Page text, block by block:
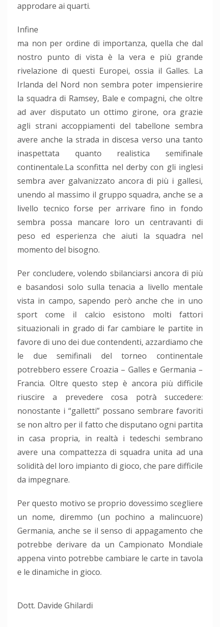
approdare ai quarti.
Infine
ma non per ordine di importanza, quella che dal
nostro punto di vista è la vera e più grande
rivelazione di questi Europei, ossia il Galles. La
Irlanda del Nord non sembra poter impensierire
la squadra di Ramsey, Bale e compagni, che oltre
ad aver disputato un ottimo girone, ora grazie
agli strani accoppiamenti del tabellone sembra
avere anche la strada in discesa verso una tanto
inaspettata quanto realistica semifinale
continentale.La sconfitta nel derby con gli inglesi
sembra aver galvanizzato ancora di più i gallesi,
unendo al massimo il gruppo squadra, anche se a
livello tecnico forse per arrivare fino in fondo
sembra possa mancare loro un centravanti di
peso ed esperienza che aiuti la squadra nel
momento del bisogno.
Per concludere, volendo sbilanciarsi ancora di più
e basandosi solo sulla tenacia a livello mentale
vista in campo, sapendo però anche che in uno
sport come il calcio esistono molti fattori
situazionali in grado di far cambiare le partite in
favore di uno dei due contendenti, azzardiamo che
le due semifinali del torneo continentale
potrebbero essere Croazia – Galles e Germania –
Francia. Oltre questo step è ancora più difficile
riuscire a prevedere cosa potrà succedere:
nonostante i “galletti” possano sembrare favoriti
se non altro per il fatto che disputano ogni partita
in casa propria, in realtà i tedeschi sembrano
avere una compattezza di squadra unita ad una
solidità del loro impianto di gioco, che pare difficile
da impegnare.
Per questo motivo se proprio dovessimo scegliere
un nome, diremmo (un pochino a malincuore)
Germania, anche se il senso di appagamento che
potrebbe derivare da un Campionato Mondiale
appena vinto potrebbe cambiare le carte in tavola
e le dinamiche in gioco.
Dott. Davide Ghilardi